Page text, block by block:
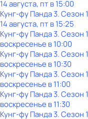
14 августа, пт в 15:00
Кунг-фу Панда 3. Сезон 1
14 августа, пт в 15:25
Кунг-фу Панда 3. Сезон 1
воскресенье в10:00
Кунг-фу Панда 3. Сезон 1
воскресенье в10:30
Кунг-фу Панда 3. Сезон 1
воскресенье в11:00
Кунг-фу Панда 3. Сезон 1
воскресенье в11:30
Кунг-фу Панда 3. Сезон 1